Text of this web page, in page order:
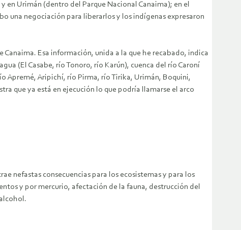
en Urimán (dentro del Parque Nacional Canaima); en el
una negociación para liberarlos y los indígenas expresaron
Esa información, unida a la que he recabado, indica
(El Casabe, río Tonoro, río Karún), cuenca del río Caroní
Apremé, Aripichí, río Pirma, río Tirika, Urimán, Boquini,
que ya está en ejecución lo que podría llamarse el arco
nefastas consecuencias para los ecosistemas y para los
y por mercurio, afectación de la fauna, destrucción del